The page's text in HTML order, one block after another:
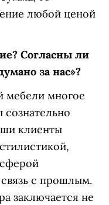
любой ценой
Согласны ли
за нас»?
мебели многое
клиенты
с прошлым.
заключается не